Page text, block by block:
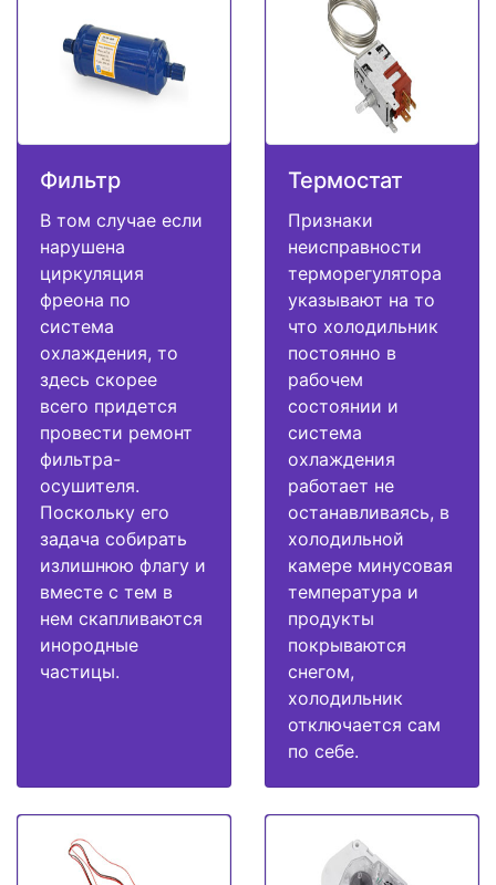
Фильтр
В том случае если
нарушена
циркуляция
фреона по
система
охлаждения, то
здесь скорее
всего придется
провести ремонт
фильтра-
осушителя.
Поскольку его
задача собирать
излишнюю флагу и
вместе с тем в
нем скапливаются
инородные
частицы.
Термостат
Признаки
неисправности
терморегулятора
указывают на то
что холодильник
постоянно в
рабочем
состоянии и
система
охлаждения
работает не
останавливаясь, в
холодильной
камере минусовая
температура и
продукты
покрываются
снегом,
холодильник
отключается сам
по себе.